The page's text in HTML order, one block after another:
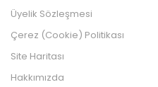
Üyelik Sözleşmesi
Çerez (Cookie) Politikası
Site Haritası
Hakkımızda